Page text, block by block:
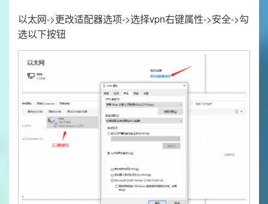
以太网->更改适配器选项->选择vpn右键属性->安全->勾
选以下按钮